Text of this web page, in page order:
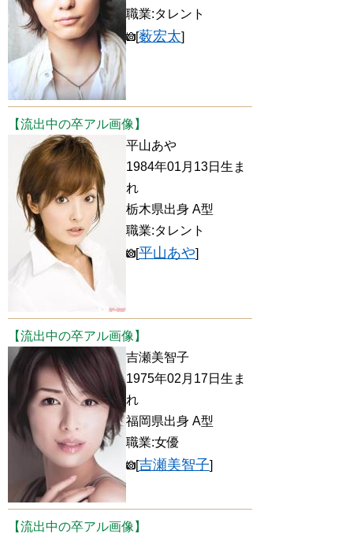
職業:タレント
[薮宏太]
【流出中の卒アル画像】
平山あや
1984年01月13日生ま
れ
栃木県出身 A型
職業:タレント
[平山あや]
【流出中の卒アル画像】
吉瀬美智子
1975年02月17日生ま
れ
福岡県出身 A型
職業:女優
[吉瀬美智子]
【流出中の卒アル画像】